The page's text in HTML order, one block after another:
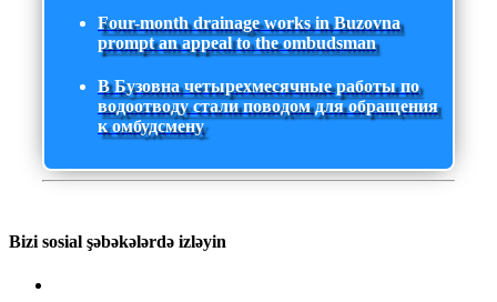
Four-month drainage works in Buzovna
prompt an appeal to the ombudsman
В Бузовна четырехмесячные работы по
водоотводу стали поводом для обращения
к омбудсмену
Bizi sosial şəbəkələrdə izləyin